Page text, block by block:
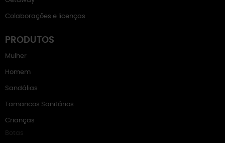
Colaborações e licenças
PRODUTOS
Mulher
Homem
Sandálias
Tamancos Sanitários
Crianças
Botas